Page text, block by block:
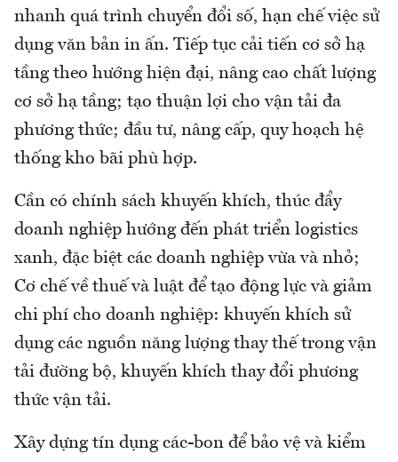
nhanh quá trình chuyển đổi số, hạn chế việc sử
dụng văn bản in ấn. Tiếp tục cải tiến cơ sở hạ
tầng theo hướng hiện đại, nâng cao chất lượng
cơ sở hạ tầng; tạo thuận lợi cho vận tải đa
phương thức; đầu tư, nâng cấp, quy hoạch hệ
thống kho bãi phù hợp.
Cần có chính sách khuyến khích, thúc đẩy
doanh nghiệp hướng đến phát triển logistics
xanh, đặc biệt các doanh nghiệp vừa và nhỏ;
Cơ chế về thuế và luật để tạo động lực và giảm
chi phí cho doanh nghiệp: khuyến khích sử
dụng các nguồn năng lượng thay thế trong vận
tải đường bộ, khuyến khích thay đổi phương
thức vận tải.
Xây dựng tín dụng các-bon để bảo vệ và kiểm